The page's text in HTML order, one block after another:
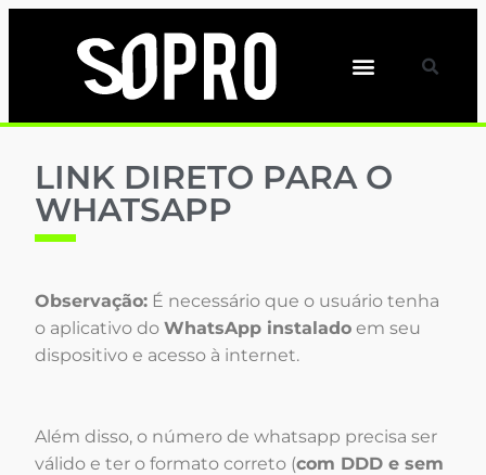
LINK DIRETO PARA O
WHATSAPP
Observação:É necessário que o usuário tenha
o aplicativo do WhatsApp instaladoem seu
dispositivo e acesso à internet.
Além disso, o número de whatsapp precisa ser
válido e ter o formato correto (com DDD e sem